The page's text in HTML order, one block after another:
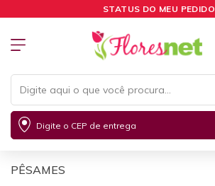
STATUS DO MEU PEDIDO
Digite o CEP de entrega
PÊSAMES